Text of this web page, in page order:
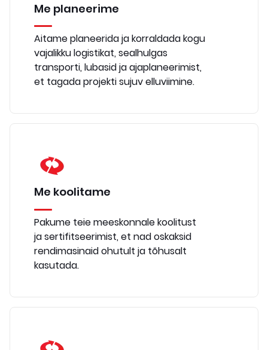
Me planeerime
Aitame planeerida ja korraldada kogu
vajalikku logistikat, sealhulgas
transporti, lubasid ja ajaplaneerimist,
et tagada projekti sujuv elluviimine.
Me koolitame
Pakume teie meeskonnale koolitust
ja sertifitseerimist, et nad oskaksid
rendimasinaid ohutult ja tõhusalt
kasutada.